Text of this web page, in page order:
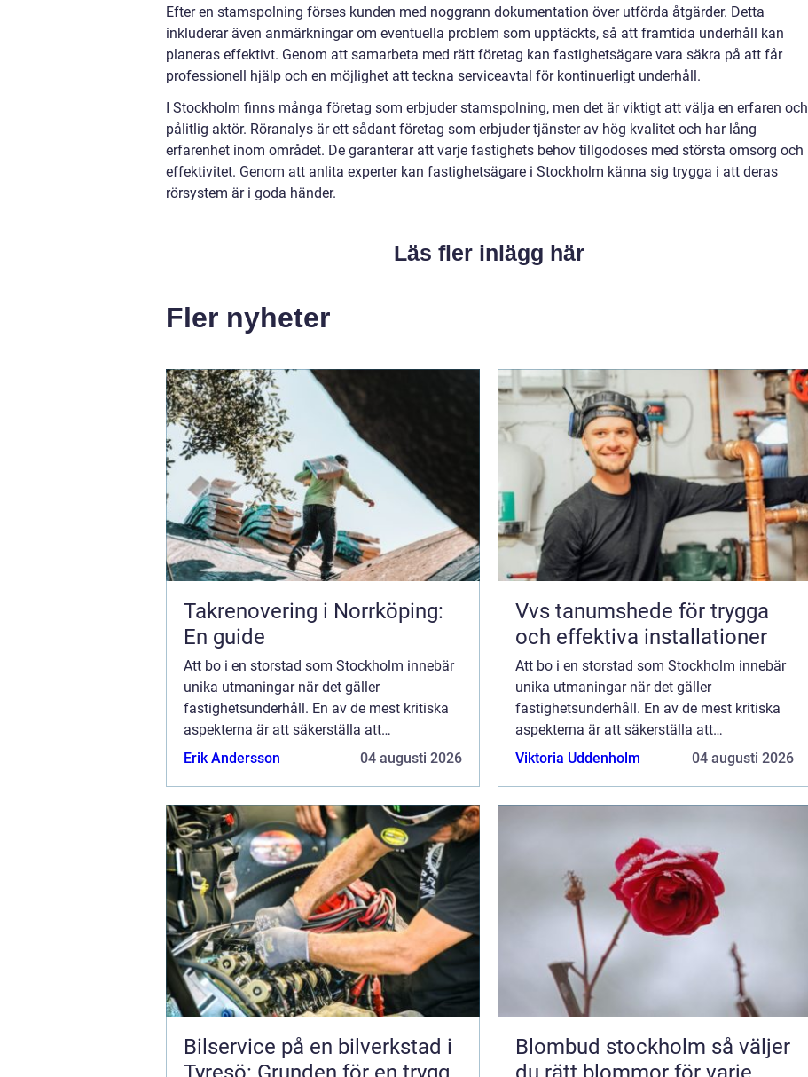
Efter en stamspolning förses kunden med noggrann dokumentation över utförda åtgärder. Detta
inkluderar även anmärkningar om eventuella problem som upptäckts, så att framtida underhåll kan
planeras effektivt. Genom att samarbeta med rätt företag kan fastighetsägare vara säkra på att får
professionell hjälp och en möjlighet att teckna serviceavtal för kontinuerligt underhåll.
I Stockholm finns många företag som erbjuder stamspolning, men det är viktigt att välja en erfaren och
pålitlig aktör. Röranalys är ett sådant företag som erbjuder tjänster av hög kvalitet och har lång
erfarenhet inom området. De garanterar att varje fastighets behov tillgodoses med största omsorg och
effektivitet. Genom att anlita experter kan fastighetsägare i Stockholm känna sig trygga i att deras
rörsystem är i goda händer.
Läs fler inlägg här
Fler nyheter
Takrenovering i Norrköping:
En guide
Att bo i en storstad som Stockholm innebär
unika utmaningar när det gäller
fastighetsunderhåll. En av de mest kritiska
aspekterna är att säkerställa att
avloppssystemet fungerar optimalt.
Erik Andersson 04 augusti 2026
Vvs tanumshede för trygga
och effektiva installationer
Att bo i en storstad som Stockholm innebär
unika utmaningar när det gäller
fastighetsunderhåll. En av de mest kritiska
aspekterna är att säkerställa att
avloppssystemet fungerar optimalt.
Viktoria Uddenholm 04 augusti 2026
Bilservice på en bilverkstad i
Blombud stockholm så väljer